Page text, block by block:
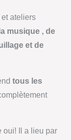
et ateliers
musique , de
et de
tous les
oui! Il a lieu par